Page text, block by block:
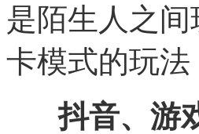
是陌生人之
卡模式的玩
抖音、游